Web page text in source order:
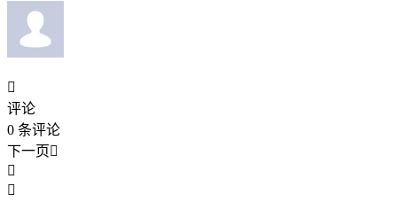

评论
0 条评论
下一页

